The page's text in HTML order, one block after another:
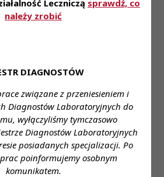
Leczniczą sprawdź, co
należy zrobić
DIAGNOSTÓW
związane z przeniesieniem i
Diagnostów Laboratoryjnych do
wyłączyliśmy tymczasowo
Diagnostów Laboratoryjnych
posiadanych specjalizacji. Po
poinformujemy osobnym
komunikatem.
spectrum przypadków
: Katowice
: wyższe
: zgodnie z ustawą
: umowa o pracę
: cały etat